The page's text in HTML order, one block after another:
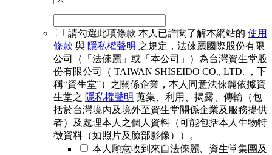
請勾選此項條款 本人已詳閱了解本網站的 使用
條款 與 隱私權聲明 之規定，法倈麗國際股份有限
公司（「法倈麗」或「本公司」）為台灣資生堂股
份有限公司（ TAIWAN SHISEIDO CO., LTD. ，下
稱“資生堂”）之關係企業，本人同意法倈麗依據資
生堂之 隱私權聲明 蒐集、利用、揭露、傳輸（包
括於台灣境內及境外至資生堂關係企業及服務提供
者）及處理本人之個人資料（可能包括本人生物特
徵資料（如照片及臉部影像））。
本人願意收到來自法倈麗、資生堂集團及